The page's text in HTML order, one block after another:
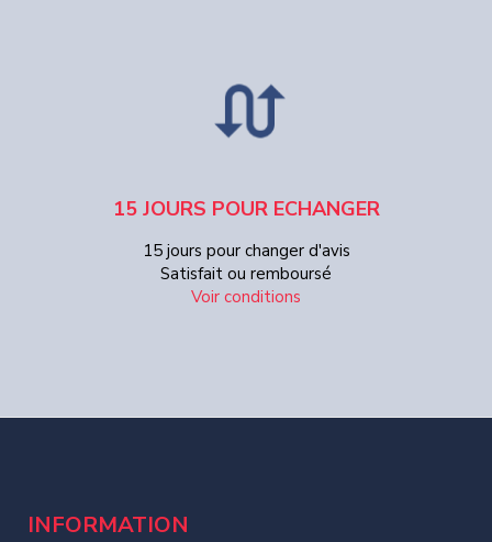
15 JOURS POUR ECHANGER
15 jours pour changer d'avis
Satisfait ou remboursé
Voir conditions
INFORMATION